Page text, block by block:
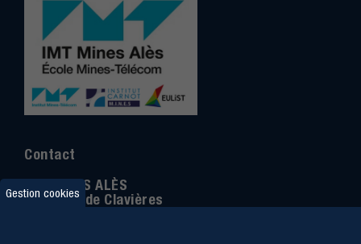
Contact
IMT MINES ALÈS
6 Avenue de Clavières
Gestion cookies